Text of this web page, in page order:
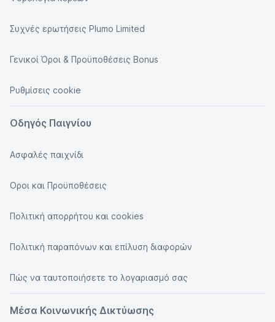
Συχνές ερωτήσεις Plumo Limited
Γενικοί Όροι & Προϋποθέσεις Bonus
Ρυθμίσεις cookie
Οδηγός Παιγνίου
Ασφαλές παιχνίδι
Οροι και Προϋποθέσεις
Πολιτική απορρήτου και cookies
Πολιτική παραπόνων και επίλυση διαφορών
Πώς να ταυτοποιήσετε το λογαριασμό σας
Μέσα Κοινωνικής Δικτύωσης